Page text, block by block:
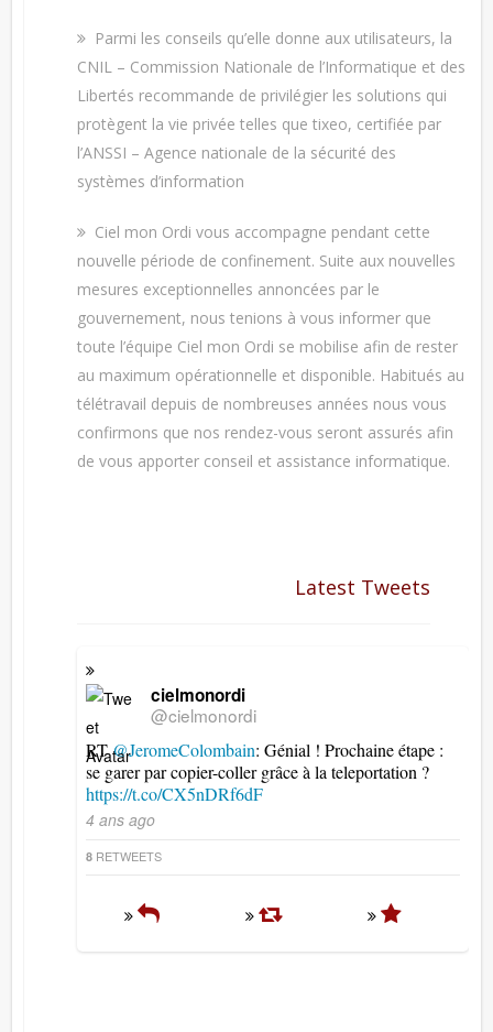
Parmi les conseils qu’elle donne aux utilisateurs, la
CNIL – Commission Nationale de l’Informatique et des
Libertés recommande de privilégier les solutions qui
protègent la vie privée telles que tixeo, certifiée par
l’ANSSI – Agence nationale de la sécurité des
systèmes d’information
Ciel mon Ordi vous accompagne pendant cette
nouvelle période de confinement. Suite aux nouvelles
mesures exceptionnelles annoncées par le
gouvernement, nous tenions à vous informer que
toute l’équipe Ciel mon Ordi se mobilise afin de rester
au maximum opérationnelle et disponible. Habitués au
télétravail depuis de nombreuses années nous vous
confirmons que nos rendez-vous seront assurés afin
de vous apporter conseil et assistance informatique.
Latest Tweets
cielmonordi
@cielmonordi
RT@JeromeColombain: Génial ! Prochaine étape :
se garer par copier-coller grâce à la teleportation ?
https://t.co/CX5nDRf6dF
4 ans ago
8 RETWEETS